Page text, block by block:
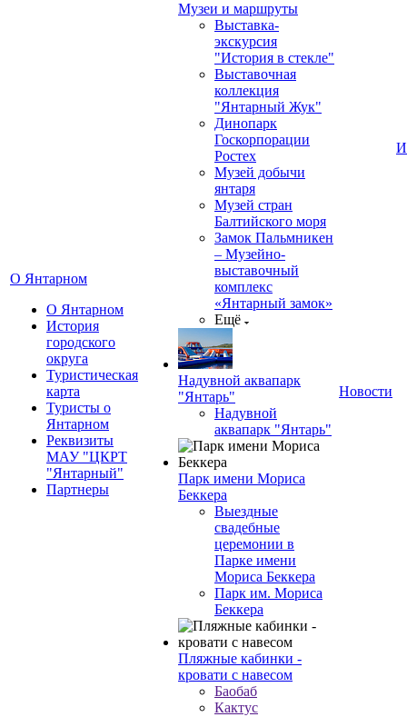
О Янтарном
О Янтарном
История
городского
округа
Туристическая
карта
Туристы о
Янтарном
Реквизиты
МАУ "ЦКРТ
"Янтарный"
Партнеры
Музеи и маршруты
Выставка-
экскурсия
"История в стекле"
Выставочная
коллекция
"Янтарный Жук"
Динопарк
Госкорпорации
Ростех
Музей добычи
янтаря
Музей стран
Балтийского моря
Замок Пальмникен
– Музейно-
выставочный
комплекс
«Янтарный замок»
Ещё
Надувной аквапарк
"Янтарь"
Надувной
аквапарк "Янтарь"
Парк имени Мориса
Беккера
Выездные
свадебные
церемонии в
Парке имени
Мориса Беккера
Парк им. Мориса
Беккера
Пляжные кабинки -
кровати с навесом
Баобаб
Кактус
Новости